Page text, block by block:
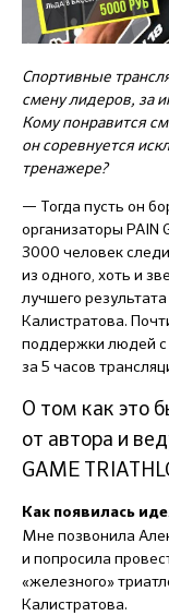
Спортивные
смену лидеров, за
Кому понравится
он соревнуется
тренажере?
— Тогда пусть он
организаторы PAIN
3000 человек
из одного, хоть и
лучшего
Калистратова.
поддержки людей
за 5 часов
О том как это
от автора и
GAME
Как появилась
Мне позвонила
и попросила
«железного»
Калистратова.